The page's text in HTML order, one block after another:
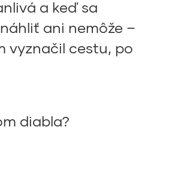
a keď sa
ani nemôže –
vyznačil cestu, po
diabla?